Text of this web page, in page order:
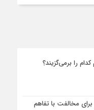
را برمی‌گزیند؟
مخالفت با تفاهم